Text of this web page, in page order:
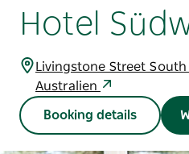
Hotel
Livingstone Street South
Australien
Booking details